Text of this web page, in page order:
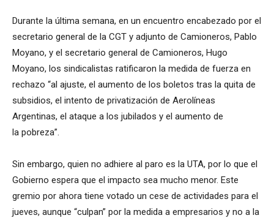
Durante la última semana, en un encuentro encabezado por el
secretario general de la CGT y adjunto de Camioneros, Pablo
Moyano, y el secretario general de Camioneros, Hugo
Moyano, los sindicalistas ratificaron la medida de fuerza en
rechazo “al ajuste, el aumento de los boletos tras la quita de
subsidios, el intento de privatización de Aerolíneas
Argentinas, el ataque a los jubilados y el aumento de
la pobreza”.
Sin embargo, quien no adhiere al paro es la UTA, por lo que el
Gobierno espera que el impacto sea mucho menor. Este
gremio por ahora tiene votado un cese de actividades para el
jueves, aunque “culpan” por la medida a empresarios y no a la